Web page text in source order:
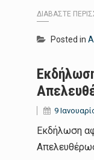
ΔΙΑΒΆΣΤΕ
Posted in
9
Εκδήλωση